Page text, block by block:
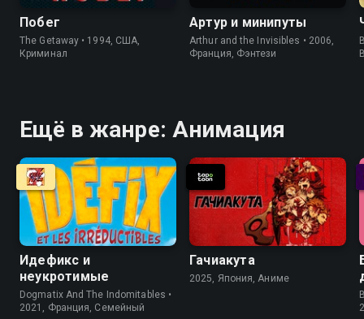
Побег
The Getaway • 1994, США,
Криминал
Артур и минипуты
Arthur and the Invisibles • 2006,
Франция, Фэнтези
Ещё в жанре: Анимация
Идефикс и
неукротимые
Dogmatix And The Indomitables •
2021, Франция, Cемейный
Гачиакута
2025, Япония, Аниме